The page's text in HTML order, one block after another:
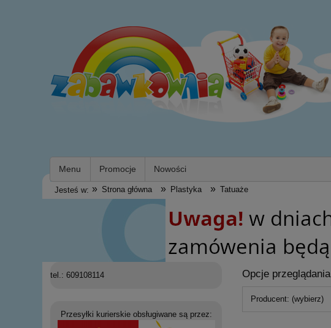
Menu Promocje Nowości
Jesteś w: » Strona główna » Plastyka » Tatuaże
tel.: 609108114
Przesyłki kurierskie obsługiwane są przez:
Opcje przeglądania
Producent: (wybierz)